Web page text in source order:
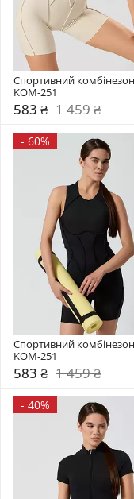
Спортивний комбінезон
KOM-251
583 ₴ 1 459 ₴
- 60%
Спортивний комбінезон
KOM-251
583 ₴ 1 459 ₴
- 40%